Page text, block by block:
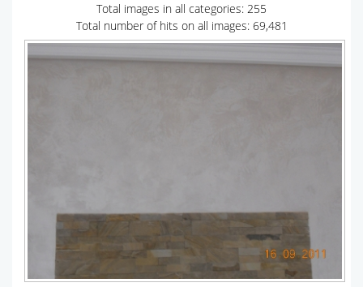
Total images in all categories: 255
Total number of hits on all images: 69,481